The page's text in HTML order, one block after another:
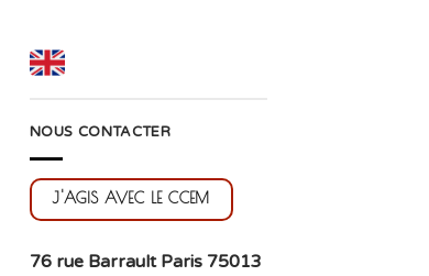
NOUS CONTACTER
J'AGIS AVEC LE CCEM
76 rue Barrault Paris 75013